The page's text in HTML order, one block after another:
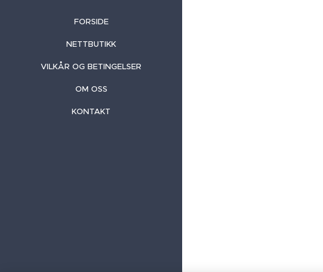
FORSIDE
NETTBUTIKK
VILKÅR OG BETINGELSER
OM OSS
KONTAKT